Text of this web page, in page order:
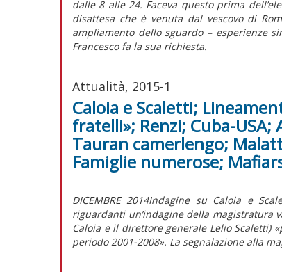
dalle 8 alle 24. Faceva questo prima
disattesa che è venuta dal vescovo di
ampliamento dello sguardo – esperienze
Francesco fa la sua richiesta.
Attualità, 2015-1
Caloia e Scaletti;
fratelli»; Renzi; Cuba-
Tauran camerlengo;
Famiglie numerose;
DICEMBRE 2014Indagine su Caloia e
riguardanti un’indagine della magistratura
Caloia e il direttore generale Lelio Scaletti)
periodo 2001-2008». La segnalazione alla